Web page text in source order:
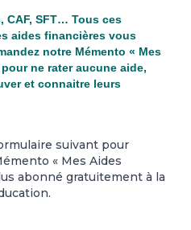
CAF, SFT… Tous ces
aides financières vous
notre Mémento « Mes
ne rater aucune aide,
et connaitre leurs
suivant pour
« Mes Aides
abonné gratuitement à la